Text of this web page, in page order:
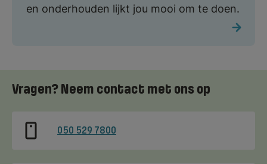
en onderhouden lijkt jou mooi om te doen.
Vragen? Neem contact met ons op
050 529 7800